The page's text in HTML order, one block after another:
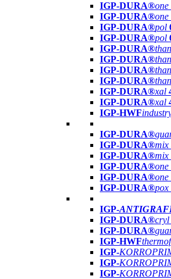
IGP-DURA®one
IGP-DURA®one
IGP-DURA®pol
IGP-DURA®pol
IGP-DURA®than
IGP-DURA®than
IGP-DURA®than
IGP-DURA®than
IGP-DURA®xal
IGP-DURA®xal
IGP-HWF
IGP-DURA®
IGP-DURA®mix
IGP-DURA®mix
IGP-DURA®one
IGP-DURA®one
IGP-DURA®pox
IGP-
IGP-DURA®cryl
IGP-DURA®
IGP-HWF
IGP-
IGP-
IGP-